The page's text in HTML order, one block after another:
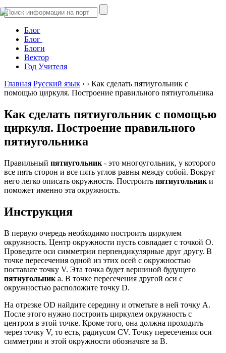
Блог
Блог
Блоги
Вектор
Год Учителя
Главная Русский язык › › Как сделать пятиугольник с
помощью циркуля. Построение правильного пятиугольника
Как сделать пятиугольник с помощью
циркуля. Построение правильного
пятиугольника
Правильный пятиугольник - это многоугольник, у которого
все пять сторон и все пять углов равны между собой. Вокруг
него легко описать окружность. Построить пятиугольник и
поможет именно эта окружность.
Инструкция
В первую очередь необходимо построить циркулем
окружность. Центр окружности пусть совпадает с точкой O.
Проведите оси симметрии перпендикулярные друг другу. В
точке пересечения одной из этих осей с окружностью
поставьте точку V. Эта точка будет вершиной будущего
пятиугольник а. В точке пересечения другой оси с
окружностью расположите точку D.
На отрезке OD найдите середину и отметьте в ней точку А.
После этого нужно построить циркулем окружность с
центром в этой точке. Кроме того, она должна проходить
через точку V, то есть, радиусом CV. Точку пересечения оси
симметрии и этой окружности обозначьте за В.